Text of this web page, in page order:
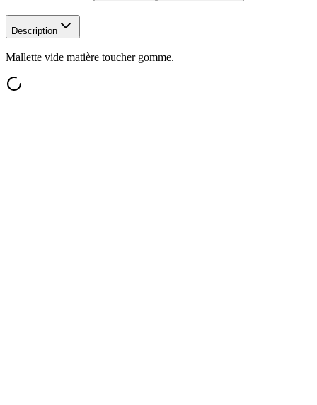
Description
Mallette vide matière toucher gomme.